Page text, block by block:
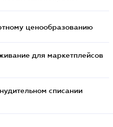
ценообразованию
для маркетплейсов
списании